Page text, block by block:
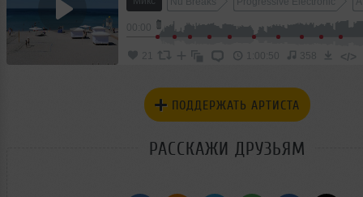
21 1:00:50 358 </>
ПОДДЕРЖАТЬ АРТИСТА
РАССКАЖИ ДРУЗЬЯМ